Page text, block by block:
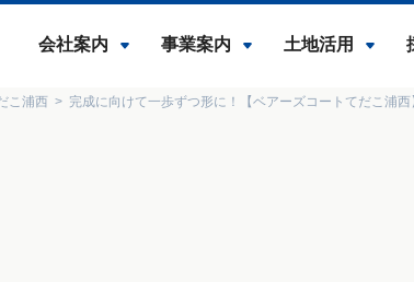
会社案内 事業案内 土地活用
こ浦西 完成に向けて一歩ずつ形に！【ベアーズコートてだこ浦西